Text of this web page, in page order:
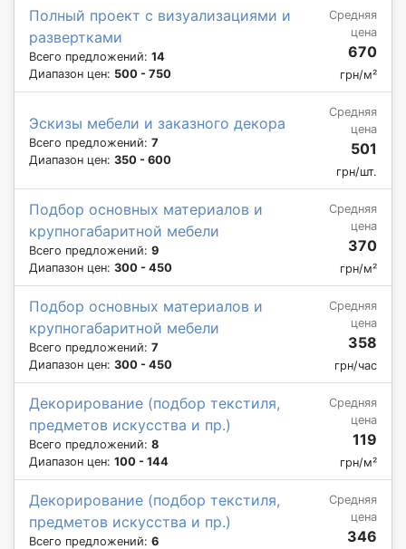
Полный проект с визуализациями и
развертками
Всего предложений: 14
Диапазон цен: 500 - 750
Средняя
цена
670
грн/м²
Эскизы мебели и заказного декора
Всего предложений: 7
Диапазон цен: 350 - 600
Средняя
цена
501
грн/шт.
Подбор основных материалов и
крупногабаритной мебели
Всего предложений: 9
Диапазон цен: 300 - 450
Средняя
цена
370
грн/м²
Подбор основных материалов и
крупногабаритной мебели
Всего предложений: 7
Диапазон цен: 300 - 450
Средняя
цена
358
грн/час
Декорирование (подбор текстиля,
предметов искусства и пр.)
Всего предложений: 8
Диапазон цен: 100 - 144
Средняя
цена
119
грн/м²
Декорирование (подбор текстиля,
предметов искусства и пр.)
Всего предложений: 6
Средняя
цена
346